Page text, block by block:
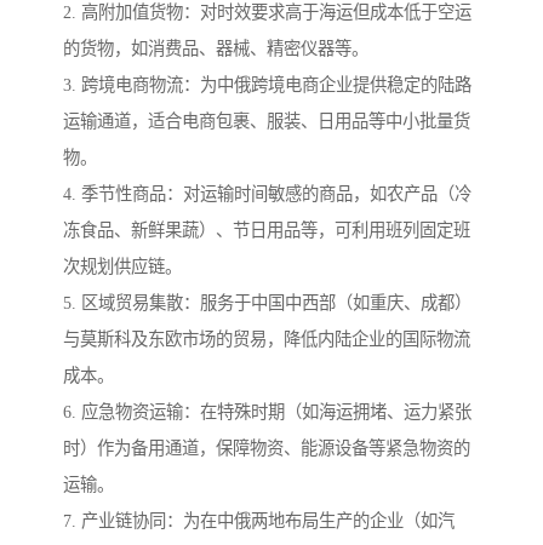
2. 高附加值货物：对时效要求高于海运但成本低于空运
的货物，如消费品、器械、精密仪器等。
3. 跨境电商物流：为中俄跨境电商企业提供稳定的陆路
运输通道，适合电商包裹、服装、日用品等中小批量货
物。
4. 季节性商品：对运输时间敏感的商品，如农产品（冷
冻食品、新鲜果蔬）、节日用品等，可利用班列固定班
次规划供应链。
5. 区域贸易集散：服务于中国中西部（如重庆、成都）
与莫斯科及东欧市场的贸易，降低内陆企业的国际物流
成本。
6. 应急物资运输：在特殊时期（如海运拥堵、运力紧张
时）作为备用通道，保障物资、能源设备等紧急物资的
运输。
7. 产业链协同：为在中俄两地布局生产的企业（如汽